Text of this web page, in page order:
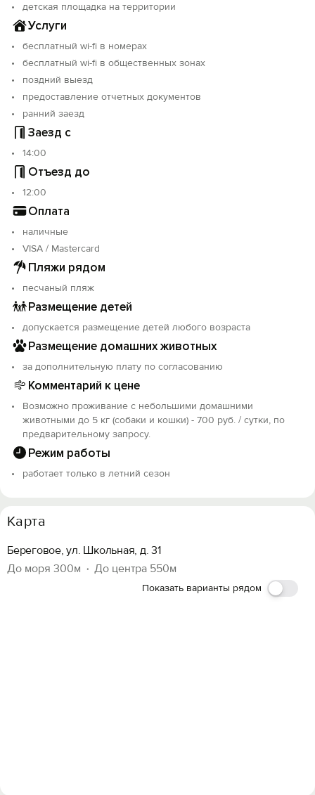
детская площадка на территории
Услуги
бесплатный wi-fi в номерах
бесплатный wi-fi в общественных зонах
поздний выезд
предоставление отчетных документов
ранний заезд
Заезд с
14:00
Отъезд до
12:00
Оплата
наличные
VISA / Mastercard
Пляжи рядом
песчаный пляж
Размещение детей
допускается размещение детей любого возраста
Размещение домашних животных
за дополнительную плату по согласованию
Комментарий к цене
Возможно проживание с небольшими домашними
животными до 5 кг (собаки и кошки) - 700 руб. / сутки, по
предварительному запросу.
Режим работы
работает только в летний сезон
Карта
Береговое, ул. Школьная, д. 31
До моря 300м
До центра 550м
Показать варианты рядом
Вход на сайт
Войти или
Войти
Войти с помощью